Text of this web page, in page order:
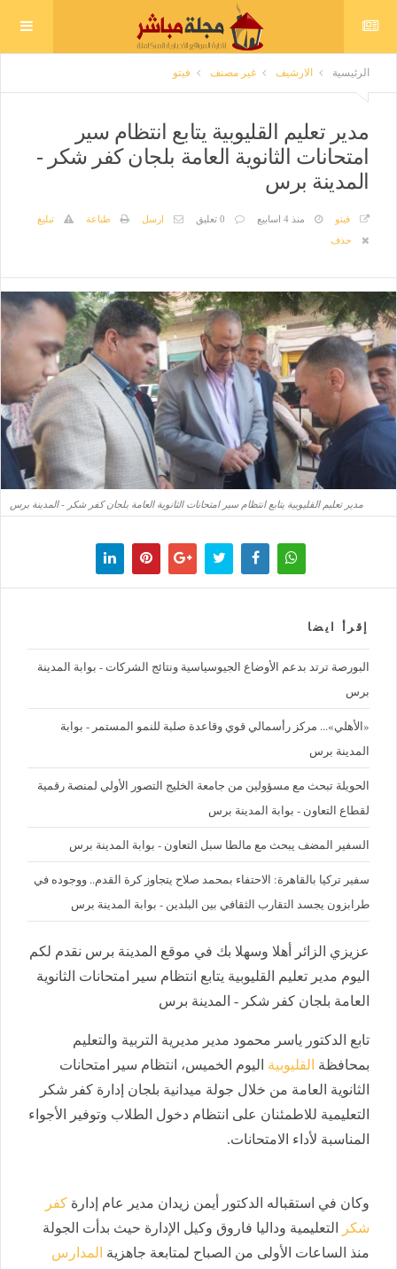
الرئيسية الارشيف غير مصنف فيتو
مدير تعليم القليوبية يتابع انتظام سير
امتحانات الثانوية العامة بلجان كفر شكر -
المدينة برس
فيتو منذ 4 اسابيع 0 تعليق ارسل طباعة
تبليغ
حذف
مدير تعليم القليوبية يتابع انتظام سير امتحانات الثانوية العامة بلجان كفر شكر - المدينة برس
إقرأ ايضا
البورصة ترتد بدعم الأوضاع الجيوسياسية ونتائج الشركات - بوابة المدينة
برس
«الأهلي»... مركز رأسمالي قوي وقاعدة صلبة للنمو المستمر - بوابة
المدينة برس
الحويلة تبحث مع مسؤولين من جامعة الخليج التصور الأولي لمنصة رقمية
لقطاع التعاون - بوابة المدينة برس
السفير المضف يبحث مع مالطا سبل التعاون - بوابة المدينة برس
سفير تركيا بالقاهرة: الاحتفاء بمحمد صلاح يتجاوز كرة القدم.. ووجوده في
طرابزون يجسد التقارب الثقافي بين البلدين - بوابة المدينة برس
عزيزي الزائر أهلا وسهلا بك في موقع المدينة برس نقدم لكم
اليوم مدير تعليم القليوبية يتابع انتظام سير امتحانات الثانوية
العامة بلجان كفر شكر - المدينة برس
تابع الدكتور ياسر محمود مدير مديرية التربية والتعليم
بمحافظة القليوبية اليوم الخميس، انتظام سير امتحانات
الثانوية العامة من خلال جولة ميدانية بلجان إدارة كفر شكر
التعليمية للاطمئنان على انتظام دخول الطلاب وتوفير الأجواء
المناسبة لأداء الامتحانات.
وكان في استقباله الدكتور أيمن زيدان مدير عام إدارة كفر
شكر
التعليمية وداليا فاروق وكيل الإدارة حيث بدأت الجولة
منذ الساعات الأولى من الصباح لمتابعة جاهزية المدارس